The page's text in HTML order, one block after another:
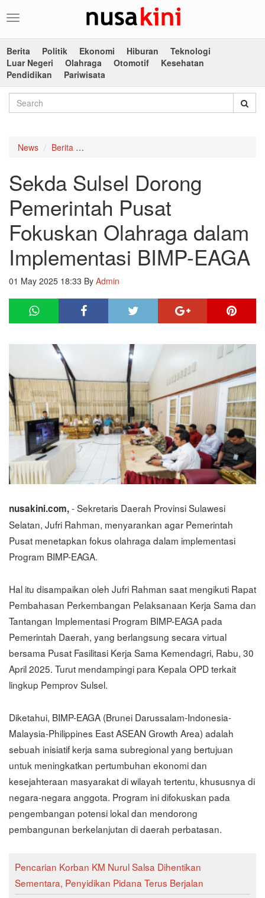
Toggle
Berita
Politik Ekonomi Hiburan
Teknologi
Luar Negeri
Olahraga Otomotif
Kesehatan
Pendidikan
Pariwisata
News Berita
Sekda Sulsel Dorong
Pemerintah Pusat
Fokuskan Olahraga dalam
Implementasi BIMP-EAGA
01 May 2025 18:33 By Admin
nusakini.com,- Sekretaris Daerah Provinsi Sulawesi
Selatan, Jufri Rahman, menyarankan agar Pemerintah
Pusat menetapkan fokus olahraga dalam implementasi
Program BIMP-EAGA.
Hal itu disampaikan oleh Jufri Rahman saat mengikuti Rapat
Pembahasan Perkembangan Pelaksanaan Kerja Sama dan
Tantangan Implementasi Program BIMP-EAGA pada
Pemerintah Daerah, yang berlangsung secara virtual
bersama Pusat Fasilitasi Kerja Sama Kemendagri, Rabu, 30
April 2025. Turut mendampingi para Kepala OPD terkait
lingkup Pemprov Sulsel.
Diketahui, BIMP-EAGA (Brunei Darussalam-Indonesia-
Malaysia-Philippines East ASEAN Growth Area) adalah
sebuah inisiatif kerja sama subregional yang bertujuan
untuk meningkatkan pertumbuhan ekonomi dan
kesejahteraan masyarakat di wilayah tertentu, khususnya di
negara-negara anggota. Program ini difokuskan pada
pengembangan potensi lokal dan mendorong
pembangunan berkelanjutan di daerah perbatasan.
Pencarian Korban KM Nurul Salsa Dihentikan
Sementara, Penyidikan Pidana Terus Berjalan